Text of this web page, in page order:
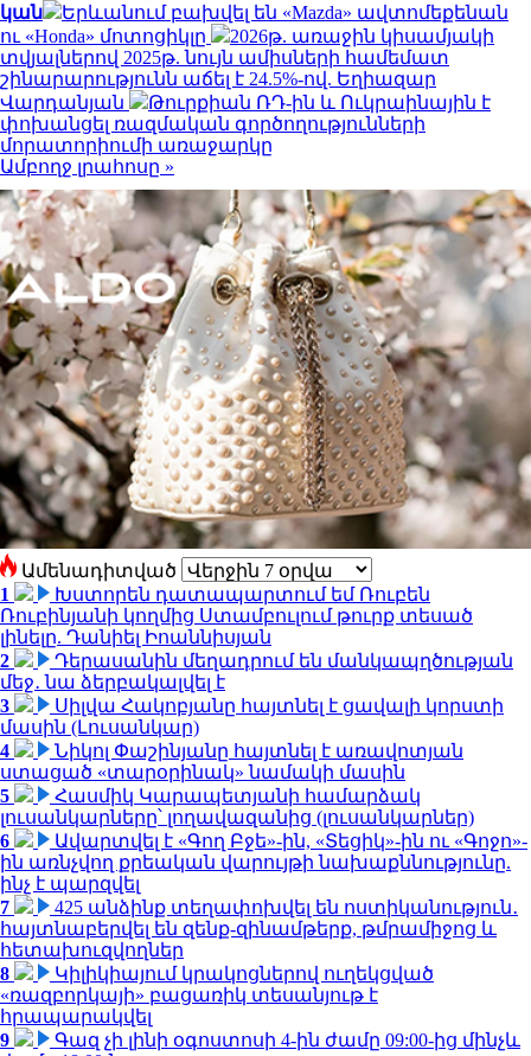
կան
Երևանում բախվել են «Mazda» ավտոմեքենան
ու «Honda» մոտոցիկլը
2026թ. առաջին կիսամյակի
տվյալներով 2025թ. նույն ամիսների համեմատ
շինարարությունն աճել է 24.5%-ով. Եղիազար
Վարդանյան
Թուրքիան ՌԴ-ին և Ուկրաինային է
փոխանցել ռազմական գործողությունների
մորատորիումի առաջարկը
Ամբողջ լրահոսը »
Ամենադիտված
1
Խստորեն դատապարտում եմ Ռուբեն
Ռուբինյանի կողմից Ստամբուլում թուրք տեսած
լինելը. Դանիել Իոաննիսյան
2
Դերասանին մեղադրում են մանկապղծության
մեջ․ նա ձերբակալվել է
3
Սիլվա Հակոբյանը հայտնել է ցավալի կորստի
մասին (Լուսանկար)
4
Նիկոլ Փաշինյանը հայտնել է առավոտյան
ստացած «տարօրինակ» նամակի մասին
5
Հասմիկ Կարապետյանի համարձակ
լուսանկարները՝ լողավազանից (լուսանկարներ)
6
Ավարտվել է «Գող Բջե»-ին, «Տեցիկ»-ին ու «Գոջո»-
ին առնչվող քրեական վարույթի նախաքննությունը.
ինչ է պարզվել
7
425 անձինք տեղափոխվել են ոստիկանություն․
հայտնաբերվել են զենք-զինամթերք, թմրամիջոց և
հետախուզվողներ
8
Կիլիկիայում կրակոցներով ուղեկցված
«ռազբորկայի» բացառիկ տեսանյութ է
հրապարակվել
9
Գազ չի լինի օգոստոսի 4-ին ժամը 09:00-ից մինչև